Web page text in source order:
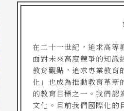
在二十一世紀，追求高等
面對未來高度競爭的知識
教育觀點，追求專業教育
化」也成為推動教育革新
的教育目標之一。我們認
文化。目前我們國際化的